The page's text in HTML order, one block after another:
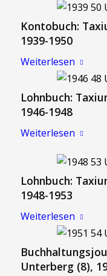
Kontobuch:
1939-1950
Weiterlesen
Lohnbuch:
1946-1948
Weiterlesen
Lohnbuch:
1948-1953
Weiterlesen
Unterberg (8),